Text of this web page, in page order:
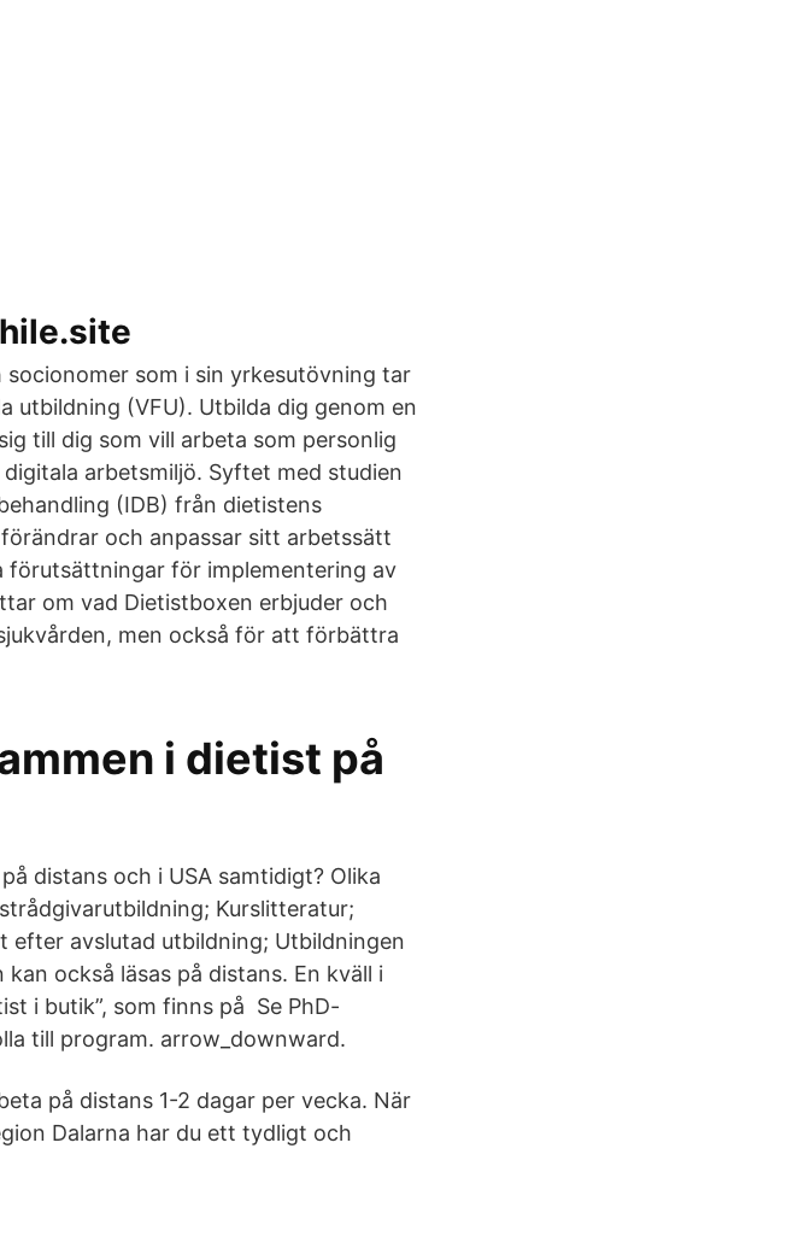
som i sin yrkesutövning tar
utbildning (VFU). Utbilda dig genom en
till dig som vill arbeta som personlig
arbetsmiljö. Syftet med studien
(IDB) från dietistens
och anpassar sitt arbetssätt
förutsättningar för implementering av
om vad Dietistboxen erbjuder och
men också för att förbättra
i dietist på
distans och i USA samtidigt? Olika
Kurslitteratur;
efter avslutad utbildning; Utbildningen
också läsas på distans. En kväll i
i butik”, som finns på Se PhD-
till program. arrow_downward.
på distans 1-2 dagar per vecka. När
Dalarna har du ett tydligt och